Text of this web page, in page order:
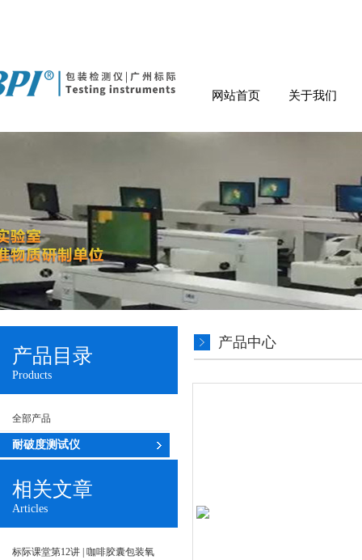
网站首页 关于我们
产品目录
Products
全部产品
耐破度测试仪
相关文章
Articles
标际课堂第12讲 | 咖啡胶囊包装氧
产品中心